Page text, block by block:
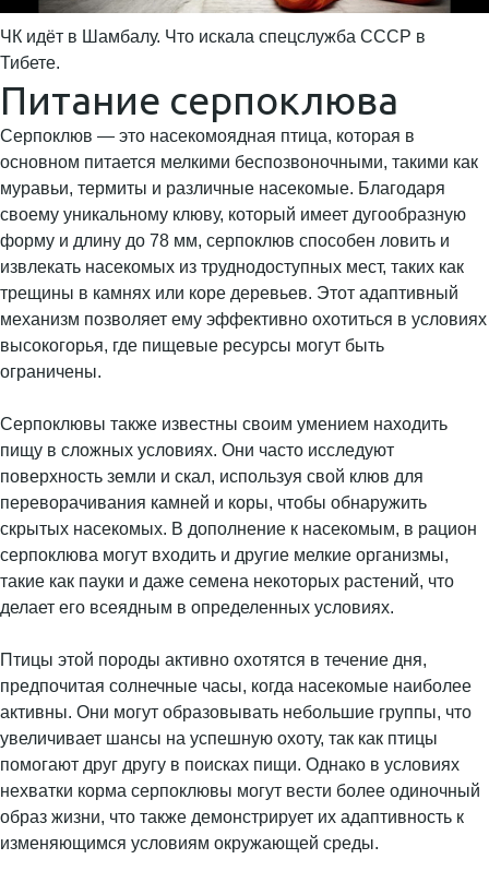
ЧК идёт в Шамбалу. Что искала спецслужба СССР в
Тибете.
Питание серпоклюва
Серпоклюв — это насекомоядная птица, которая в
основном питается мелкими беспозвоночными, такими как
муравьи, термиты и различные насекомые. Благодаря
своему уникальному клюву, который имеет дугообразную
форму и длину до 78 мм, серпоклюв способен ловить и
извлекать насекомых из труднодоступных мест, таких как
трещины в камнях или коре деревьев. Этот адаптивный
механизм позволяет ему эффективно охотиться в условиях
высокогорья, где пищевые ресурсы могут быть
ограничены.
Серпоклювы также известны своим умением находить
пищу в сложных условиях. Они часто исследуют
поверхность земли и скал, используя свой клюв для
переворачивания камней и коры, чтобы обнаружить
скрытых насекомых. В дополнение к насекомым, в рацион
серпоклюва могут входить и другие мелкие организмы,
такие как пауки и даже семена некоторых растений, что
делает его всеядным в определенных условиях.
Птицы этой породы активно охотятся в течение дня,
предпочитая солнечные часы, когда насекомые наиболее
активны. Они могут образовывать небольшие группы, что
увеличивает шансы на успешную охоту, так как птицы
помогают друг другу в поисках пищи. Однако в условиях
нехватки корма серпоклювы могут вести более одиночный
образ жизни, что также демонстрирует их адаптивность к
изменяющимся условиям окружающей среды.